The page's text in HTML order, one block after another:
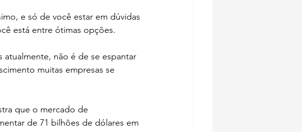
e só de você estar em dúvidas
está entre ótimas opções.
não é de se espantar
muitas empresas se
que o mercado de
de 71 bilhões de dólares em